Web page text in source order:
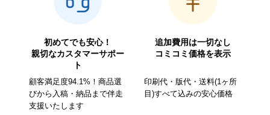
初めてでも安心！
親切なカスタマーサポー
ト
顧客満足度94.1%！商品選
びから入稿・納品まで伴走
支援いたします
追加費用は一切なし
コミコミ価格を表示
印刷代・版代・送料(1ヶ所
目)すべて込みの安心価格